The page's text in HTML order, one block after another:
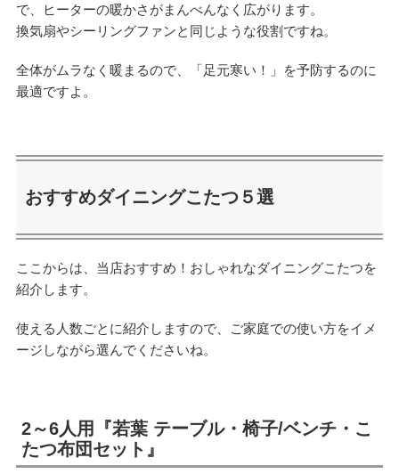
で、ヒーターの暖かさがまんべんなく広がります。
換気扇やシーリングファンと同じような役割ですね。
全体がムラなく暖まるので、「足元寒い！」を予防するのに
最適ですよ。
おすすめダイニングこたつ５選
ここからは、当店おすすめ！おしゃれなダイニングこたつを
紹介します。
使える人数ごとに紹介しますので、ご家庭での使い方をイメ
ージしながら選んでくださいね。
2～6人用『若葉 テーブル・椅子/ベンチ・こ
たつ布団セット』